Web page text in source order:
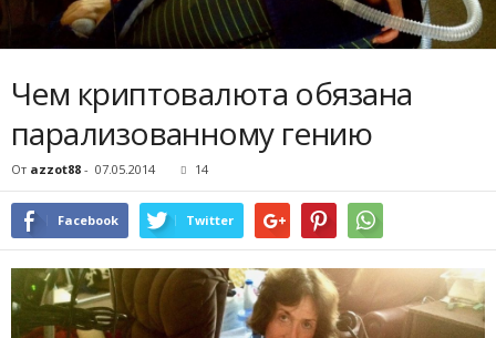
Чем криптовалюта обязана
парализованному гению
От azzot88 - 07.05.2014 14
Facebook Twitter